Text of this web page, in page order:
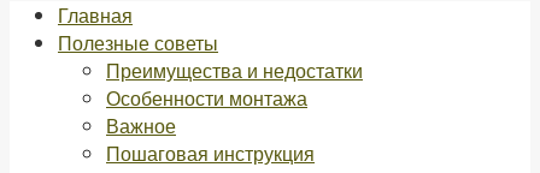
Главная
Полезные советы
Преимущества и недостатки
Особенности монтажа
Важное
Пошаговая инструкция